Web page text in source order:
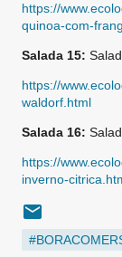
https://
quinoa-com-
Salada 15:
https://
waldorf.html
Salada 16:
https://
inverno-